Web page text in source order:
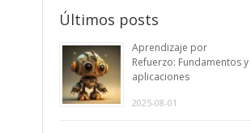
Últimos posts
Aprendizaje por
Refuerzo: Fundamentos y
aplicaciones
2025-08-01